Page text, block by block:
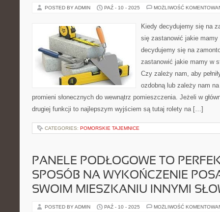
POSTED BY ADMIN PAŹ - 10 - 2025 MOŻLIWOŚĆ
Kiedy decydujemy się na
się zastanowić jakie mamy
decydujemy się na
zastanowić jakie mamy w
Czy zależy nam, aby
ozdobną lub zależy nam
promieni słonecznych do wewnątrz pomieszczenia. Jeżeli w
drugiej funkcji to najlepszym wyjściem są tutaj rolety na […]
CATEGORIES: POMORSKIE TAJEMNICE
PANELE PODŁOGOWE TO
SPOSÓB NA WYKOŃCZENIE
SWOIM MIESZKANIU INNYMI
POSTED BY ADMIN PAŹ - 10 - 2025 MOŻLIWOŚĆ